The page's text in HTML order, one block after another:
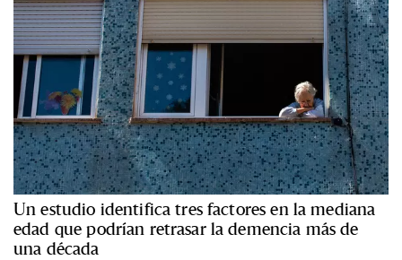
Un estudio identifica tres factores en la mediana
edad que podrían retrasar la demencia más de
una década